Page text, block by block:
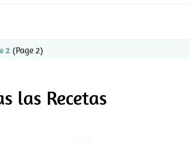
2 (Page 2)
las Recetas